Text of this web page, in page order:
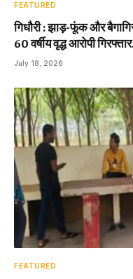
FEATURED
गिधौरी : झाड़-फूंक और
60 वर्षीय वृद्ध आरोपी
July 18, 2026
FEATURED